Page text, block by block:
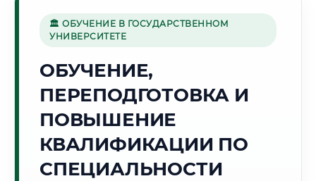
🏭
Г. НИЖНЕКАМСК
Точное местное время:
23:55:01
Суббота, 8 Августа
2026 г.
🏛 ОБУЧЕНИЕ В ГОСУДАРСТВЕННОМ
УНИВЕРСИТЕТЕ
ОБУЧЕНИЕ,
ПЕРЕПОДГОТОВКА И
ПОВЫШЕНИЕ
КВАЛИФИКАЦИИ ПО
СПЕЦИАЛЬНОСТИ